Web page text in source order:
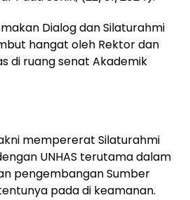
Dialog dan Silaturahmi
hangat oleh Rektor dan
di ruang senat Akademik
mempererat Silaturahmi
UNHAS terutama dalam
pengembangan Sumber
pada di keamanan.